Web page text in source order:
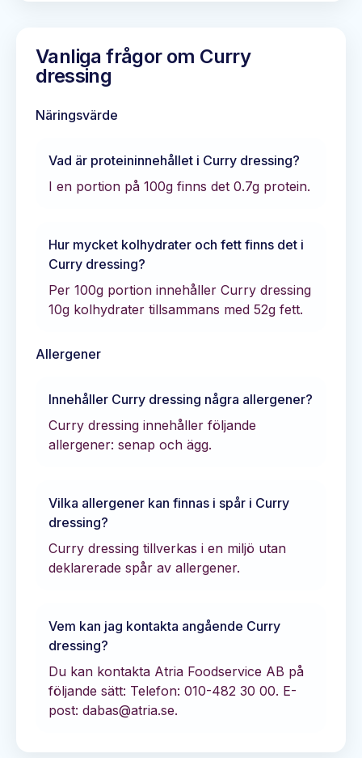
Vanliga frågor om Curry
dressing
Näringsvärde
Vad är proteininnehållet i Curry dressing?
I en portion på 100g finns det 0.7g protein.
Hur mycket kolhydrater och fett finns det i
Curry dressing?
Per 100g portion innehåller Curry dressing
10g kolhydrater tillsammans med 52g fett.
Allergener
Innehåller Curry dressing några allergener?
Curry dressing innehåller följande
allergener: senap och ägg.
Vilka allergener kan finnas i spår i Curry
dressing?
Curry dressing tillverkas i en miljö utan
deklarerade spår av allergener.
Vem kan jag kontakta angående Curry
dressing?
Du kan kontakta Atria Foodservice AB på
följande sätt: Telefon: 010-482 30 00. E-
post: dabas@atria.se.